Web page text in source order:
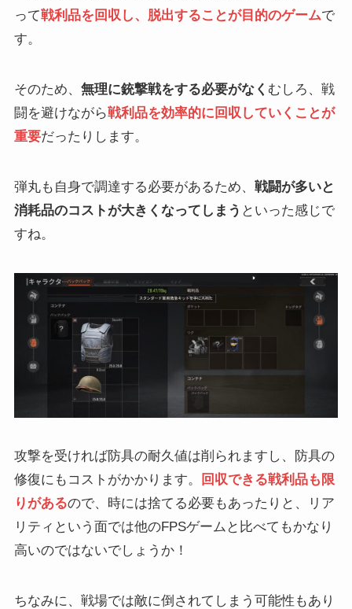
って戦利品を回収し、脱出することが目的のゲームで
す。
そのため、 無理に銃撃戦をする必要がなく むしろ、戦
闘を避けながら戦利品を効率的に回収していくことが
重要だったりします。
弾丸も自身で調達する必要があるため、 戦闘が多いと
消耗品のコストが大きくなってしまう といった感じで
すね。
攻撃を受ければ防具の耐久値は削られますし、防具の
修復にもコストがかかります。
回収できる戦利品も限
りがあるので、時には捨てる必要もあったりと、リア
リティという面では他のFPSゲームと比べてもかなり
高いのではないでしょうか！
ちなみに、戦場では敵に倒されてしまう可能性もあり